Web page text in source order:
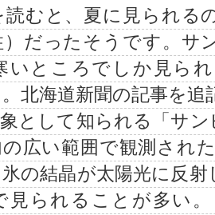
読むと、夏に見られる
）だったそうです。サ
いところでしか見ら
北海道新聞の記事を追
として知られる「サ
の広い範囲で観測さ
の結晶が太陽光に反
見られることが多い